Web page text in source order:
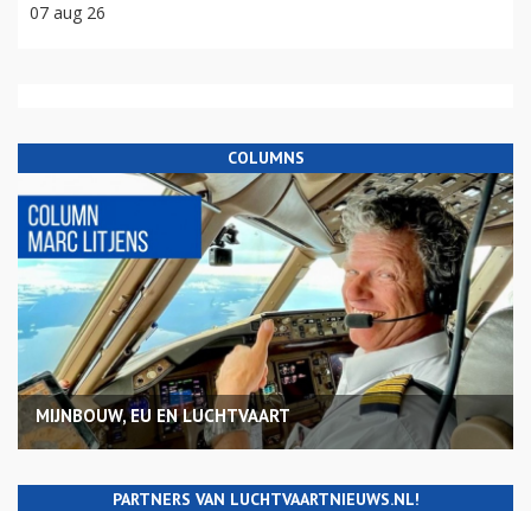
07 aug 26
COLUMNS
MIJNBOUW, EU EN LUCHTVAART
PARTNERS VAN LUCHTVAARTNIEUWS.NL!